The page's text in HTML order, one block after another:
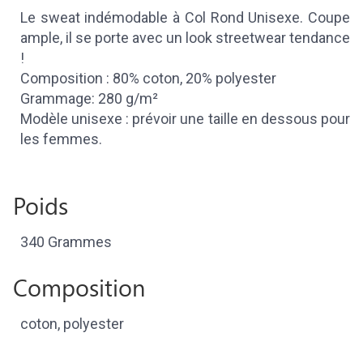
Le sweat indémodable à Col Rond Unisexe. Coupe
ample, il se porte avec un look streetwear tendance
!
Composition : 80% coton, 20% polyester
Grammage: 280 g/m²
Modèle unisexe : prévoir une taille en dessous pour
les femmes.
Poids
340 Grammes
Composition
coton, polyester